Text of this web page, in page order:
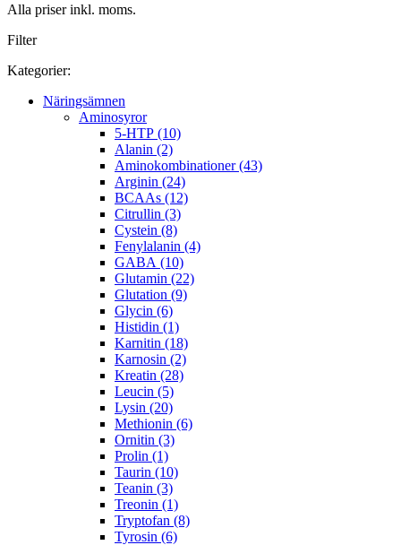
Alla priser inkl. moms.
Filter
Kategorier:
Näringsämnen
Aminosyror
5-HTP (10)
Alanin (2)
Aminokombinationer (43)
Arginin (24)
BCAAs (12)
Citrullin (3)
Cystein (8)
Fenylalanin (4)
GABA (10)
Glutamin (22)
Glutation (9)
Glycin (6)
Histidin (1)
Karnitin (18)
Karnosin (2)
Kreatin (28)
Leucin (5)
Lysin (20)
Methionin (6)
Ornitin (3)
Prolin (1)
Taurin (10)
Teanin (3)
Treonin (1)
Tryptofan (8)
Tyrosin (6)